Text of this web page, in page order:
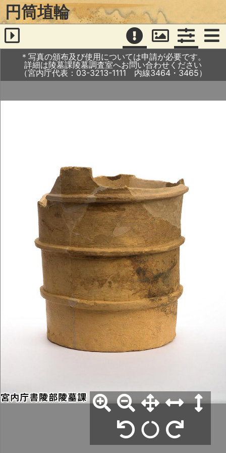
円筒埴輪
＊写真の頒布及び使用については申請が必要です。
詳細は陵墓課陵墓調査室へお問い合わせください
（宮内庁代表：03-3213-1111 内線3464・3465）